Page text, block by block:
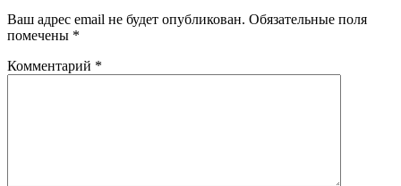
Ваш адрес email не будет опубликован. Обязательные поля
помечены *
Комментарий *